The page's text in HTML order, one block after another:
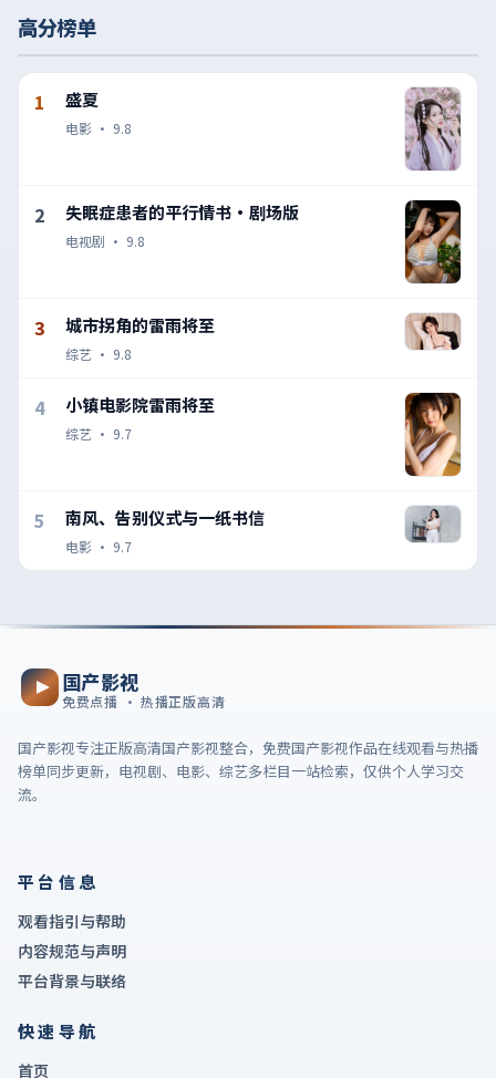
高分榜单
1 盛夏
电影 · 9.8
2 失眠症患者的平行情书·剧场版
电视剧 · 9.8
3 城市拐角的雷雨将至
综艺 · 9.8
4 小镇电影院雷雨将至
综艺 · 9.7
5 南风、告别仪式与一纸书信
电影 · 9.7
国产影视
免费点播 · 热播正版高清
国产影视专注正版高清国产影视整合， 免费国产影视作品在线观看与热播
榜单同步更新，电视剧、电影、综艺多栏目一站检索，仅供个人学习交
流。
平台信息
观看指引与帮助
内容规范与声明
平台背景与联络
快速导航
首页